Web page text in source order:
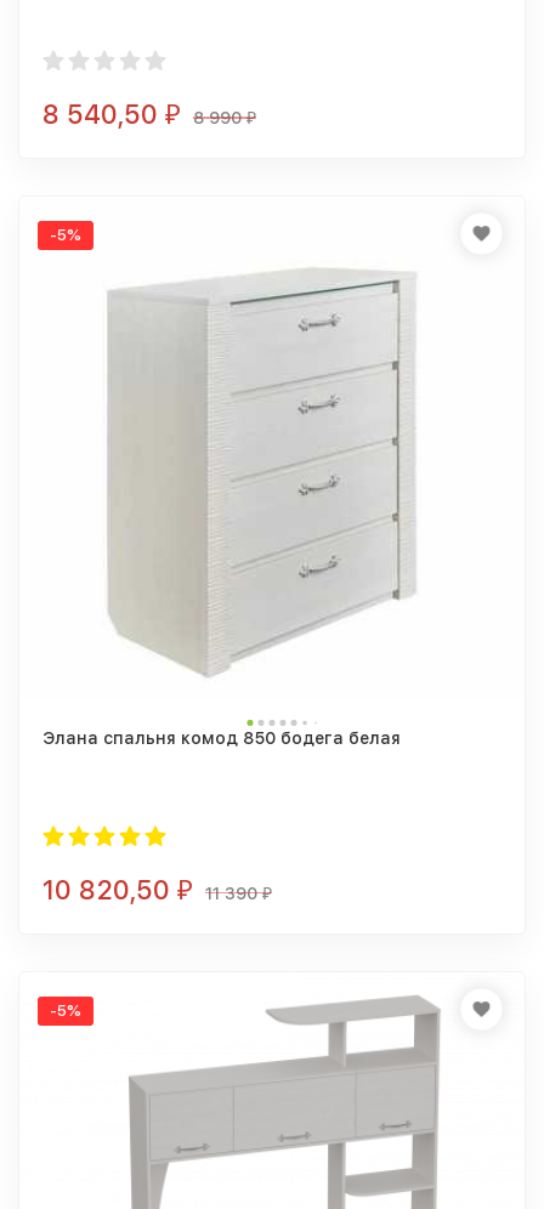
8 540,50 ₽ 8 990₽
-5%
Элана спальня комод 850 бодега белая
10 820,50 ₽ 11 390₽
-5%